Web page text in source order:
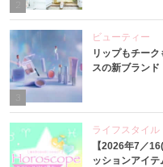
3
ビューティー
リップもチー
スの新ブランド
ライフスタイル
【2026年7／
ッションアイ